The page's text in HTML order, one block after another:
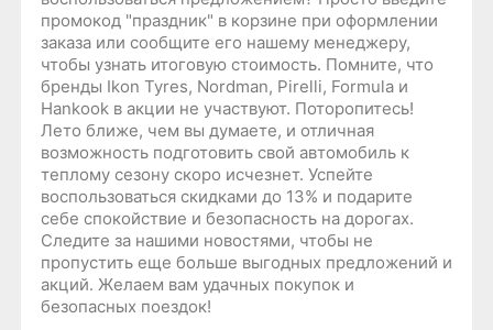
промокод "праздник" в корзине при оформлении
заказа или сообщите его нашему менеджеру,
чтобы узнать итоговую стоимость. Помните, что
бренды Ikon Tyres, Nordman, Pirelli, Formula и
Hankook в акции не участвуют. Поторопитесь!
Лето ближе, чем вы думаете, и отличная
возможность подготовить свой автомобиль к
теплому сезону скоро исчезнет. Успейте
воспользоваться скидками до 13% и подарите
себе спокойствие и безопасность на дорогах.
Следите за нашими новостями, чтобы не
пропустить еще больше выгодных предложений и
акций. Желаем вам удачных покупок и
безопасных поездок!